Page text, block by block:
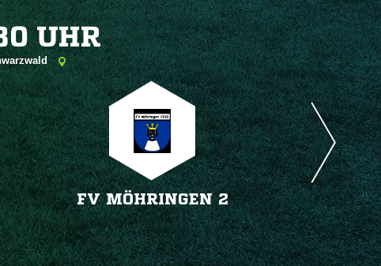

FV MÖHRINGEN 2